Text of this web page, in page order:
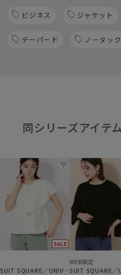
ビジネス ジャケット
テーパード ノータック
同シリーズアイテ
SUIT SQUARE／UNIVERSAL LANGUAGE／WHITE